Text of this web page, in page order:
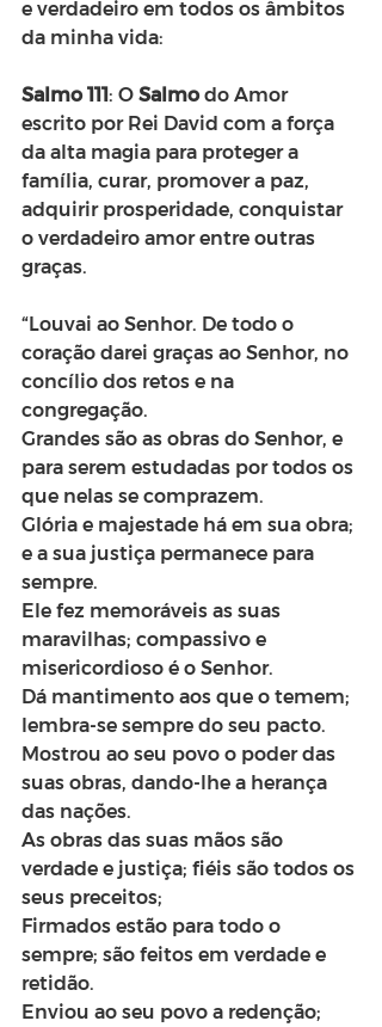
e verdadeiro em todos os âmbitos
da minha vida:
Salmo 111: O Salmo do Amor
escrito por Rei David com a força
da alta magia para proteger a
família, curar, promover a paz,
adquirir prosperidade, conquistar
o verdadeiro amor entre outras
graças.
“Louvai ao Senhor. De todo o
coração darei graças ao Senhor, no
concílio dos retos e na
congregação.
Grandes são as obras do Senhor, e
para serem estudadas por todos os
que nelas se comprazem.
Glória e majestade há em sua obra;
e a sua justiça permanece para
sempre.
Ele fez memoráveis as suas
maravilhas; compassivo e
misericordioso é o Senhor.
Dá mantimento aos que o temem;
lembra-se sempre do seu pacto.
Mostrou ao seu povo o poder das
suas obras, dando-lhe a herança
das nações.
As obras das suas mãos são
verdade e justiça; fiéis são todos os
seus preceitos;
Firmados estão para todo o
sempre; são feitos em verdade e
retidão.
Enviou ao seu povo a redenção;